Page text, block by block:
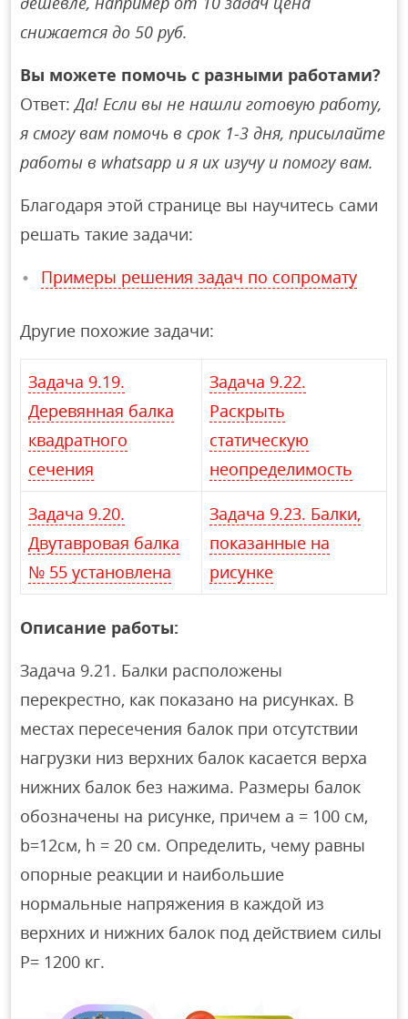
снижается до 50 руб.
Вы можете помочь с разными работами?
Ответ:Да! Если вы не нашли готовую работу,
я смогу вам помочь в срок 1-3 дня, присылайте
работы в whatsapp и я их изучу и помогу вам.
Благодаря этой странице вы научитесь сами
решать такие задачи:
Примеры решения задач по сопромату
Другие похожие задачи:
Задача 9.19.
Деревянная балка
квадратного
сечения
Задача 9.22.
Раскрыть
статическую
неопределимость
Задача 9.20.
Двутавровая балка
№ 55 установлена
Задача 9.23. Балки,
показанные на
рисунке
Описание работы:
Задача 9.21. Балки расположены
перекрестно, как показано на рисунках. В
местах пересечения балок при отсутствии
нагрузки низ верхних балок касается верха
нижних балок без нажима. Размеры балок
обозначены на рисунке, причем а = 100 см,
b=12см, h = 20 см. Определить, чему равны
опорные реакции и наибольшие
нормальные напряжения в каждой из
верхних и нижних балок под действием силы
Р= 1200 кг.